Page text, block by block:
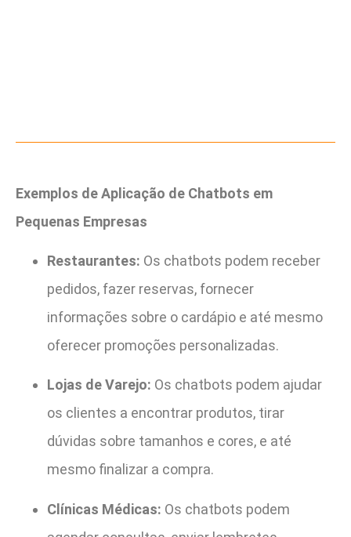
Exemplos de Aplicação de Chatbots em
Pequenas Empresas
Restaurantes: Os chatbots podem receber
pedidos, fazer reservas, fornecer
informações sobre o cardápio e até mesmo
oferecer promoções personalizadas.
Lojas de Varejo: Os chatbots podem ajudar
os clientes a encontrar produtos, tirar
dúvidas sobre tamanhos e cores, e até
mesmo finalizar a compra.
Clínicas Médicas: Os chatbots podem